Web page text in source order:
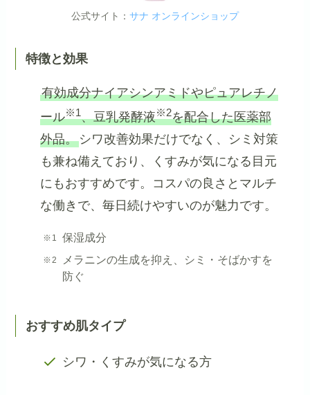
公式サイト： サナ オンラインショップ
特徴と効果
有効成分ナイアシンアミドやピュアレチノ
ール※1、豆乳発酵液※2を配合した医薬部
外品。シワ改善効果だけでなく、シミ対策
も兼ね備えており、くすみが気になる目元
にもおすすめです。コスパの良さとマルチ
な働きで、毎日続けやすいのが魅力です。
保湿成分
メラニンの生成を抑え、シミ・そばかすを
防ぐ
おすすめ肌タイプ
シワ・くすみが気になる方